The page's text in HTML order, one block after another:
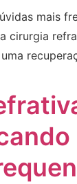
mais
cirurgia